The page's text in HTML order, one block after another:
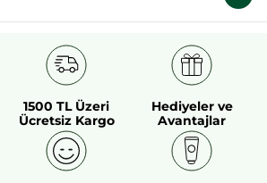
1500 TL Üzeri
Ücretsiz Kargo
Hediyeler ve
Avantajlar